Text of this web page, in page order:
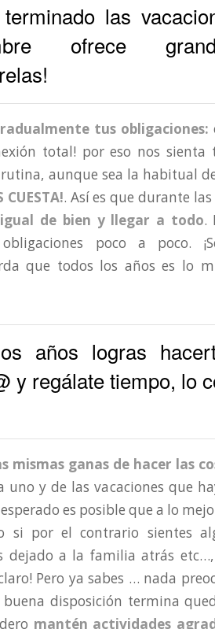
las
ofrece
tus obligaciones:
total! por eso nos
aunque sea la habitual
CUESTA!. Así es que durante
de bien y llegar a todo.
obligaciones poco a poco.
que todos los años es lo
años logras
y regálate tiempo, lo
mismas ganas de hacer las
uno y de las vacaciones que
es posible que a lo
si por el contrario sientes
dejado a la familia atrás
Pero ya sabes … nada
disposición termina
mantén actividades